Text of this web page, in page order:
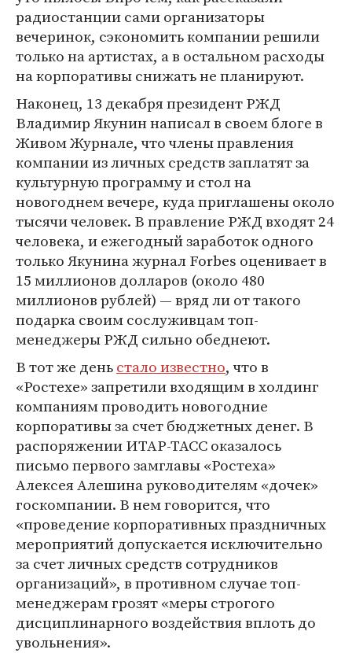
радиостанции сами организаторы
вечеринок, сэкономить компании решили
только на артистах, а в остальном расходы
на корпоративы снижать не планируют.
Наконец, 13 декабря президент РЖД
Владимир Якунин написал в своем блоге в
Живом Журнале, что члены правления
компании из личных средств заплатят за
культурную программу и стол на
новогоднем вечере, куда приглашены около
тысячи человек. В правление РЖД входят 24
человека, и ежегодный заработок одного
только Якунина журнал Forbes оценивает в
15 миллионов долларов (около 480
миллионов рублей) — вряд ли от такого
подарка своим сослуживцам топ-
менеджеры РЖД сильно обеднеют.
В тот же деньстало известно, что в
«Ростехе» запретили входящим в холдинг
компаниям проводить новогодние
корпоративы за счет бюджетных денег. В
распоряжении ИТАР-ТАСС оказалось
письмо первого замглавы «Ростеха»
Алексея Алешина руководителям «дочек»
госкомпании. В нем говорится, что
«проведение корпоративных праздничных
мероприятий допускается исключительно
за счет личных средств сотрудников
организаций», в противном случае топ-
менеджерам грозят «меры строгого
дисциплинарного воздействия вплоть до
увольнения».